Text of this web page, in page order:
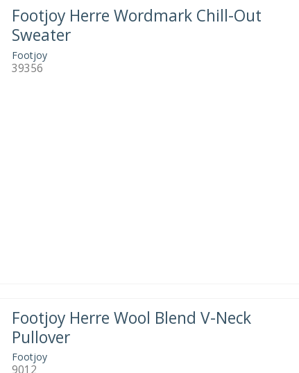
Footjoy Herre Wordmark Chill-Out
Sweater
Footjoy
39356
Footjoy Herre Wool Blend V-Neck
Pullover
Footjoy